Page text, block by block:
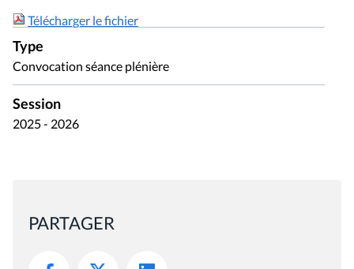
Télécharger le fichier
Type
Convocation séance plénière
Session
2025 - 2026
PARTAGER